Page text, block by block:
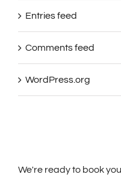
Entries feed
Comments feed
WordPress.org
We're ready to book